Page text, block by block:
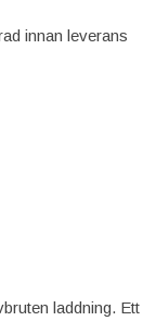
innan leverans
laddning. Ett